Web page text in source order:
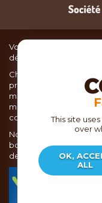
Vous recherchez du
délicieux plats ou des
Chez TOC, boutique
proposons une large
marques de matériel
matériel de cuisson,
coutellerie, set picnic.
Nous vous réservons
boutiques, mais vous
de cuisine en ligne sur
This site
over
OK,
ALL